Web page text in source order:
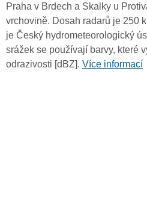
Praha v Brdech a Skalky u
vrchovině. Dosah radarů je 250
je Český hydrometeorologický
srážek se používají barvy, které
odrazivosti [dBZ]. Více informací